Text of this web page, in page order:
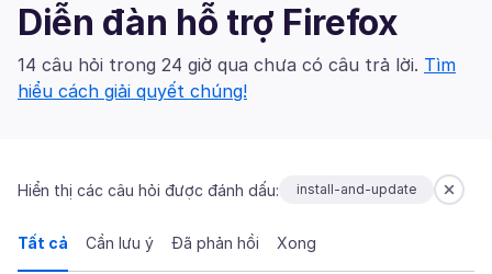
Diễn đàn hỗ trợ Firefox
14 câu hỏi trong 24 giờ qua chưa có câu trả lời. Tìm
hiểu cách giải quyết chúng!
Hiển thị các câu hỏi được đánh dấu: install-and-update
Tất cả Cần lưu ý Đã phản hồi Xong